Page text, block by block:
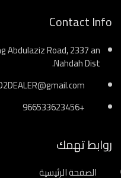
Contact Info
Abdulaziz Road, 2337 an
Nahdah Dist.
+966533623456
روابط تهمك
الصفحة الرئيسية